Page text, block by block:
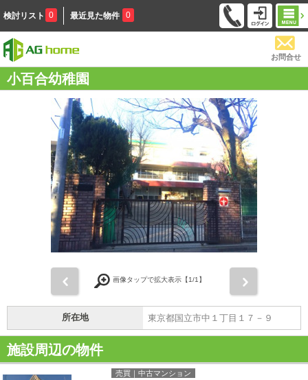
検討リスト 0 最近見た物件 0
お問合せ
小百合幼稚園
画像タップで拡大表示【1/1】
所在地 東京都国立市中１丁目１７－９
施設周辺の物件
売買｜中古マンション